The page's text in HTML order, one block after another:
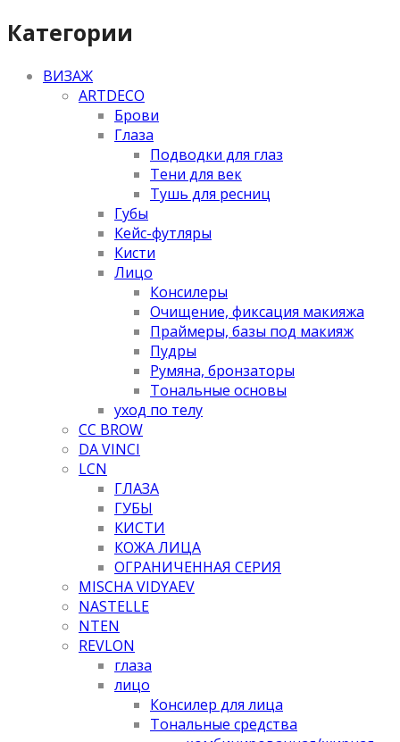
Категории
ВИЗАЖ
ARTDECO
Брови
Глаза
Подводки для глаз
Тени для век
Тушь для ресниц
Губы
Кейс-футляры
Кисти
Лицо
Консилеры
Очищение, фиксация макияжа
Праймеры, базы под макияж
Пудры
Румяна, бронзаторы
Тональные основы
уход по телу
CC BROW
DA VINCI
LCN
ГЛАЗА
ГУБЫ
КИСТИ
КОЖА ЛИЦА
ОГРАНИЧЕННАЯ СЕРИЯ
MISCHA VIDYAEV
NASTELLE
NTEN
REVLON
глаза
лицо
Консилер для лица
Тональные средства